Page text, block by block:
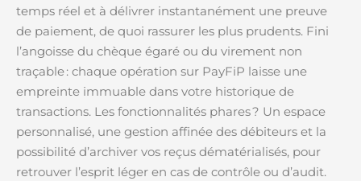
temps réel et à délivrer instantanément une preuve
de paiement, de quoi rassurer les plus prudents. Fini
l’angoisse du chèque égaré ou du virement non
traçable : chaque opération sur PayFiP laisse une
empreinte immuable dans votre historique de
transactions. Les fonctionnalités phares ? Un espace
personnalisé, une gestion affinée des débiteurs et la
possibilité d’archiver vos reçus dématérialisés, pour
retrouver l’esprit léger en cas de contrôle ou d’audit.